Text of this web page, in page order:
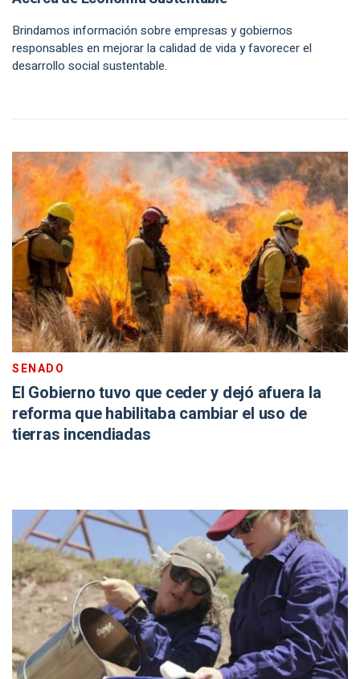
Brindamos información sobre empresas y gobiernos
responsables en mejorar la calidad de vida y favorecer el
desarrollo social sustentable.
SENADO
El Gobierno tuvo que ceder y dejó afuera la
reforma que habilitaba cambiar el uso de
tierras incendiadas